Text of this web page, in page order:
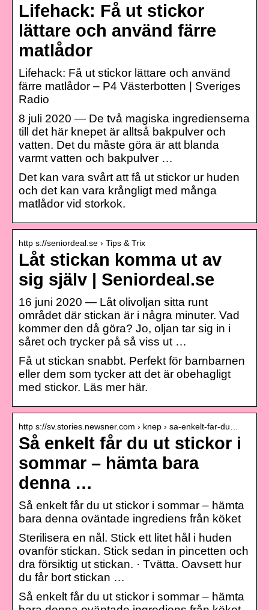
Lifehack: Få ut stickor
lättare och använd färre
matlådor
Lifehack: Få ut stickor lättare och använd
färre matlådor – P4 Västerbotten | Sveriges
Radio
8 juli 2020 — De två magiska ingredienserna
till det här knepet är alltså bakpulver och
vatten. Det du måste göra är att blanda
varmt vatten och bakpulver …
Det kan vara svårt att få ut stickor ur huden
och det kan vara krångligt med många
matlådor vid storkok.
http s://seniordeal.se › Tips & Trix
Låt stickan komma ut av
sig själv | Seniordeal.se
16 juni 2020 — Låt olivoljan sitta runt
området där stickan är i några minuter. Vad
kommer den då göra? Jo, oljan tar sig in i
såret och trycker på så viss ut …
Få ut stickan snabbt. Perfekt för barnbarnen
eller dem som tycker att det är obehagligt
med stickor. Läs mer här.
http s://sv.stories.newsner.com › knep › sa-enkelt-far-du…
Så enkelt får du ut stickor i
sommar – hämta bara
denna …
Så enkelt får du ut stickor i sommar – hämta
bara denna oväntade ingrediens från köket
Sterilisera en nål. Stick ett litet hål i huden
ovanför stickan. Stick sedan in pincetten och
dra försiktig ut stickan. · Tvätta. Oavsett hur
du får bort stickan …
Så enkelt får du ut stickor i sommar – hämta